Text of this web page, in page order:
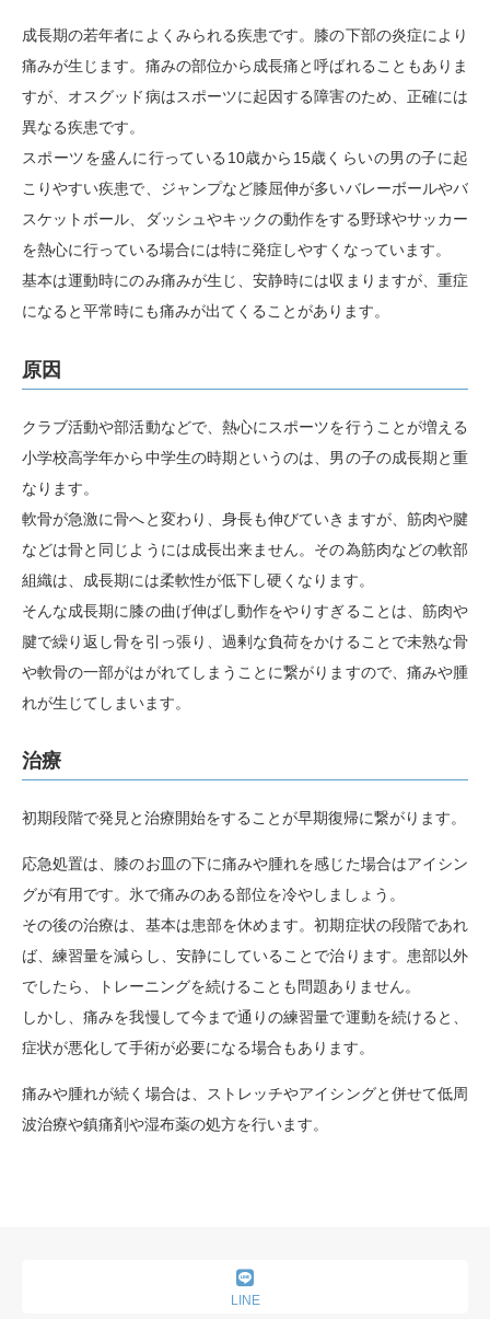
成長期の若年者によくみられる疾患です。膝の下部の炎症により
痛みが生じます。痛みの部位から成長痛と呼ばれることもありま
すが、オスグッド病はスポーツに起因する障害のため、正確には
異なる疾患です。
スポーツを盛んに行っている10歳から15歳くらいの男の子に起
こりやすい疾患で、ジャンプなど膝屈伸が多いバレーボールやバ
スケットボール、ダッシュやキックの動作をする野球やサッカー
を熱心に行っている場合には特に発症しやすくなっています。
基本は運動時にのみ痛みが生じ、安静時には収まりますが、重症
になると平常時にも痛みが出てくることがあります。
原因
クラブ活動や部活動などで、熱心にスポーツを行うことが増える
小学校高学年から中学生の時期というのは、男の子の成長期と重
なります。
軟骨が急激に骨へと変わり、身長も伸びていきますが、筋肉や腱
などは骨と同じようには成長出来ません。その為筋肉などの軟部
組織は、成長期には柔軟性が低下し硬くなります。
そんな成長期に膝の曲げ伸ばし動作をやりすぎることは、筋肉や
腱で繰り返し骨を引っ張り、過剰な負荷をかけることで未熟な骨
や軟骨の一部がはがれてしまうことに繋がりますので、痛みや腫
れが生じてしまいます。
治療
初期段階で発見と治療開始をすることが早期復帰に繋がります。
応急処置は、膝のお皿の下に痛みや腫れを感じた場合はアイシン
グが有用です。氷で痛みのある部位を冷やしましょう。
その後の治療は、基本は患部を休めます。初期症状の段階であれ
ば、練習量を減らし、安静にしていることで治ります。患部以外
でしたら、トレーニングを続けることも問題ありません。
しかし、痛みを我慢して今まで通りの練習量で運動を続けると、
症状が悪化して手術が必要になる場合もあります。
痛みや腫れが続く場合は、ストレッチやアイシングと併せて低周
波治療や鎮痛剤や湿布薬の処方を行います。
LINE